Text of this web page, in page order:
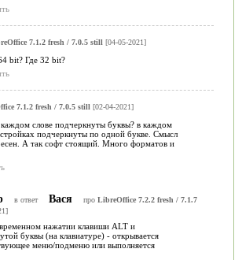
7.1.2 fresh / 7.0.5 still [04-05-2021]
bit? Где 32 bit?
7.1.2 fresh / 7.0.5 still [02-04-2021]
слове подчеркнуты буквы? в каждом
подчеркнуты по одной букве. Смысл
А так софт стоящий. Много форматов и
в ответ Вася про LibreOffice 7.2.2 fresh / 7.1.7
нажатии клавиши ALT и
буквы (на клавиатуре) - открывается
меню/подменю или выполняется